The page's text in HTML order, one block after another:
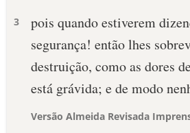
3
pois quando estiverem
segurança! então lhes
destruição, como as dores
está grávida; e de modo
Versão Almeida Revisada